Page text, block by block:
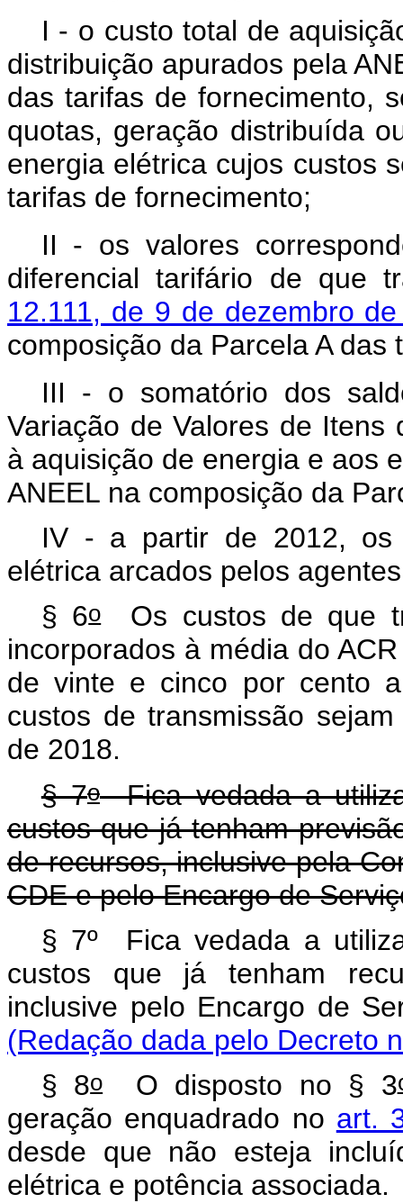
I - o custo total de
distribuição apurados pela
das tarifas de fornecimento,
quotas, geração distribuída
energia elétrica cujos custos
tarifas de fornecimento;
II - os valores
diferencial tarifário de que
12.111, de 9 de dezembro
composição da Parcela A das
III - o somatório dos
Variação de Valores de Itens
à aquisição de energia e aos
ANEEL na composição da
IV - a partir de 2012, os
elétrica arcados pelos
§ 6oOs custos de que
incorporados à média do
de vinte e cinco por cento
custos de transmissão
de 2018.
§ 7oFica vedada a
custos que já tenham
de recursos, inclusive pela
CDE e pelo Encargo de
§ 7º Fica vedada a
custos que já tenham
inclusive pelo Encargo
(Redação dada pelo Decreto
§ 8oO disposto no § 3
geração enquadrado no art.
desde que não esteja
elétrica e potência associada.